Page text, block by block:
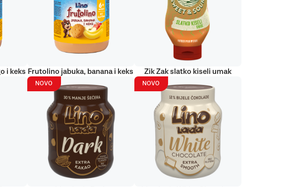
i keks Frutolino jabuka, banana i keks Zik Zak slatko kiseli umak
NOVO NOVO